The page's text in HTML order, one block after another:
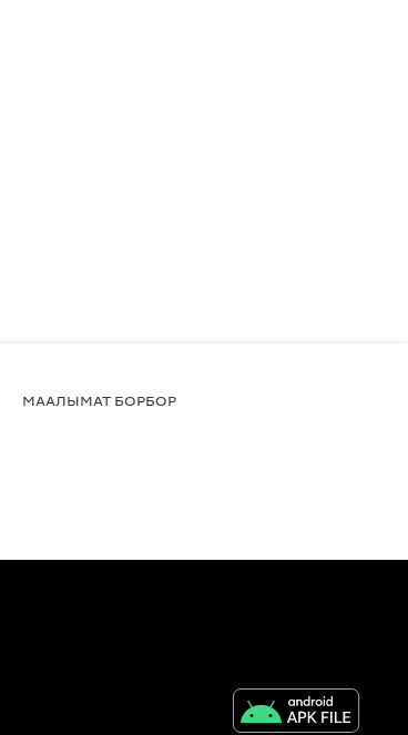
МААЛЫМАТ БОРБОР